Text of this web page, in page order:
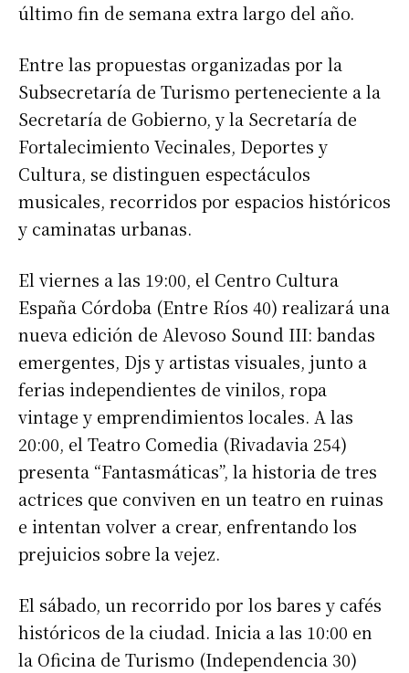
último fin de semana extra largo del año.
Entre las propuestas organizadas por la
Subsecretaría de Turismo perteneciente a la
Secretaría de Gobierno, y la Secretaría de
Fortalecimiento Vecinales, Deportes y
Cultura, se distinguen espectáculos
musicales, recorridos por espacios históricos
y caminatas urbanas.
El viernes a las 19:00, el Centro Cultura
España Córdoba (Entre Ríos 40) realizará una
nueva edición de Alevoso Sound III: bandas
emergentes, Djs y artistas visuales, junto a
ferias independientes de vinilos, ropa
vintage y emprendimientos locales. A las
20:00, el Teatro Comedia (Rivadavia 254)
presenta “Fantasmáticas”, la historia de tres
actrices que conviven en un teatro en ruinas
e intentan volver a crear, enfrentando los
prejuicios sobre la vejez.
El sábado, un recorrido por los bares y cafés
históricos de la ciudad. Inicia a las 10:00 en
la Oficina de Turismo (Independencia 30)